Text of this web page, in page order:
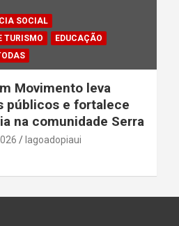
SOCIAL
TURISMO
EDUCAÇÃO
Movimento leva
públicos e fortalece
na comunidade Serra
lagoadopiaui